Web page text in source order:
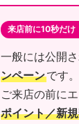
来店前に10秒だけ
一般には公開
ンペーンです。
ご来店の前に
ポイント／新